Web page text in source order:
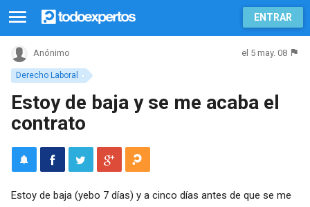
ENTRAR
Derecho Laboral
Anónimo el 5 may. 08
Estoy de baja y se me acaba el
contrato
Estoy de baja (yebo 7 días) y a cinco días antes de que se me